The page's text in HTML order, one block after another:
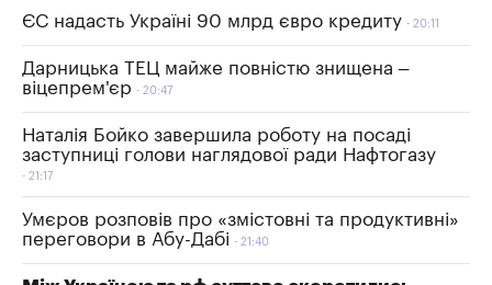
ЄС надасть Україні 90 млрд євро кредиту 20:11
Дарницька ТЕЦ майже повністю знищена –
віцепрем'єр
20:47
Наталія Бойко завершила роботу на посаді
заступниці голови наглядової ради Нафтогазу
21:17
Умєров розповів про «змістовні та продуктивні»
переговори в Абу-Дабі
21:40